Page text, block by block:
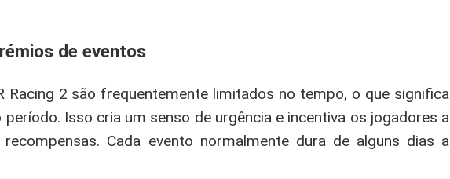
de eventos
Racing 2 são frequentemente limitados no tempo, o que significa
Isso cria um senso de urgência e incentiva os jogadores a
Cada evento normalmente dura de alguns dias a